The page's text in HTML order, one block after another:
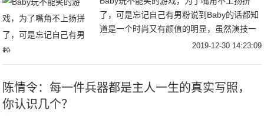
了，可是忘记自己有男粉说到Baby的话都知
道是一个时尚又有颜值的明显，虽然演技一
直都被说不太好，但是在综艺方面确实表现
2019-12-30 14:23:09
陈情令：每一件兵器都是主人一生的真实写照，
你认识几个？